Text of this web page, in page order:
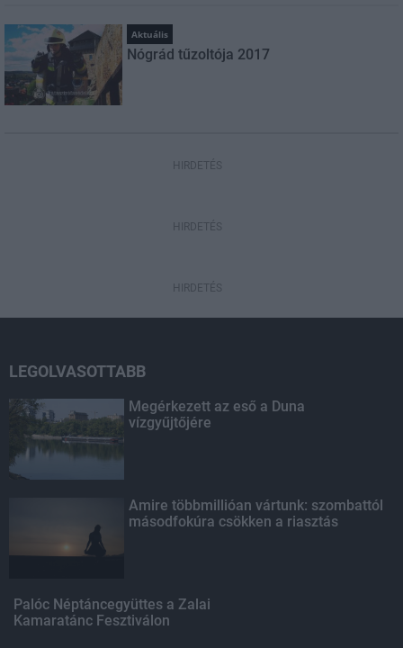
Aktuális
Nógrád tűzoltója 2017
HIRDETÉS
HIRDETÉS
HIRDETÉS
LEGOLVASOTTABB
Megérkezett az eső a Duna
vízgyűjtőjére
Amire többmillióan vártunk: szombattól
másodfokúra csökken a riasztás
Palóc Néptáncegyüttes a Zalai
Kamaratánc Fesztiválon